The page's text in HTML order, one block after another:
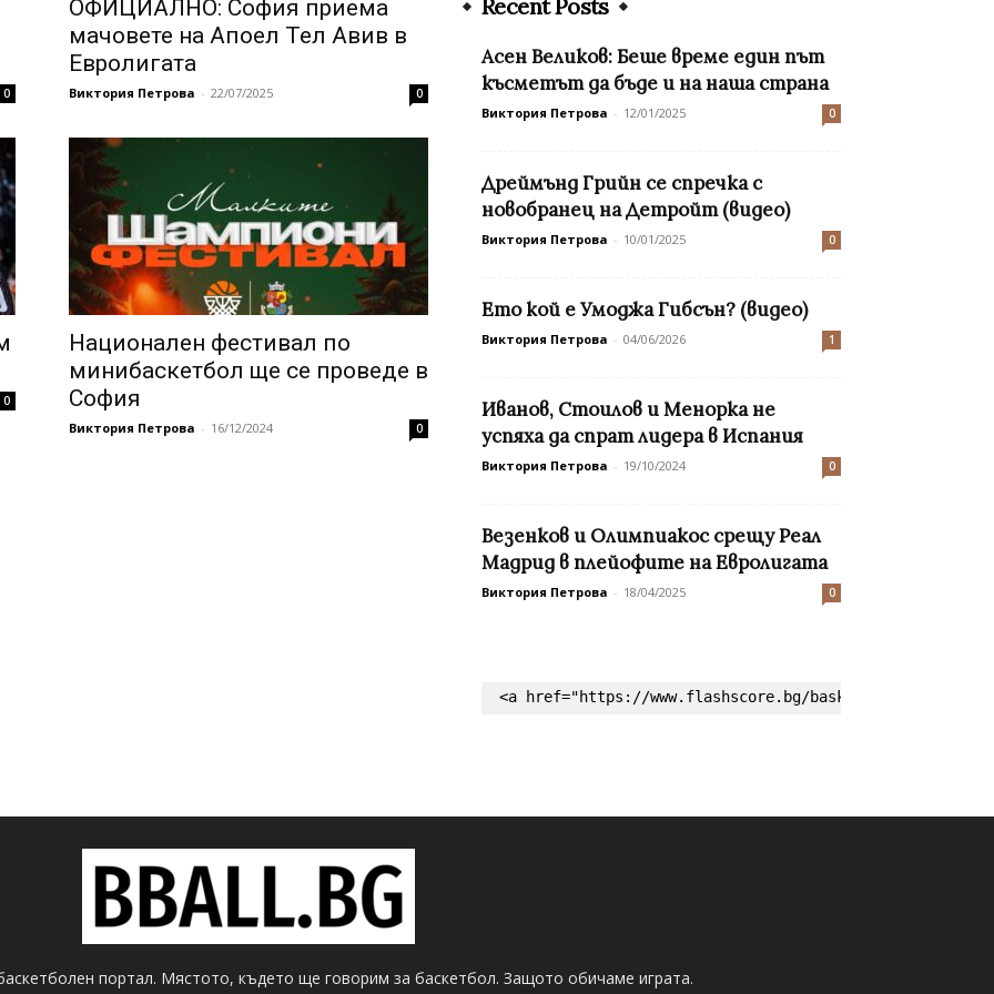
0
ОФИЦИАЛНО: София приема
мачовете на Апоел Тел Авив в
Евролигата
Виктория Петрова - 22/07/2025 0
0
Национален фестивал по
минибаскетбол ще се проведе в
София
Виктория Петрова - 16/12/2024 0
Recent Posts
Асен Великов: Беше време един път
късметът да бъде и на наша страна
Виктория Петрова - 12/01/2025 0
Дреймънд Грийн се спречка с
новобранец на Детройт (видео)
Виктория Петрова - 10/01/2025 0
Ето кой е Умоджа Гибсън? (видео)
Виктория Петрова - 04/06/2026 1
Иванов, Стоилов и Менорка не
успяха да спрат лидера в Испания
Виктория Петрова - 19/10/2024 0
Везенков и Олимпиакос срещу Реал
Мадрид в плейофите на Евролигата
Виктория Петрова - 18/04/2025 0
<a href="https://www.flashscore.bg/basketball/"
портал. Мястото, където ще говорим за баскетбол. Защото обичаме играта.